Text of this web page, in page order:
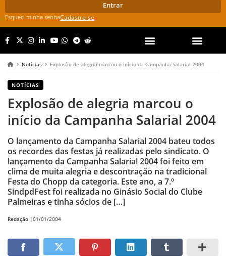
Entrar
Esqueci minha senhaCadastre-se
Notícias Explosão de alegria marcou o início da Campanha Salarial 2004
NOTÍCIAS
Explosão de alegria marcou o
início da Campanha Salarial 2004
O lançamento da Campanha Salarial 2004 bateu todos
os recordes das festas já realizadas pelo sindicato. O
lançamento da Campanha Salarial 2004 foi feito em
clima de muita alegria e descontração na tradicional
Festa do Chopp da categoria. Este ano, a 7.º
SindpdFest foi realizada no Ginásio Social do Clube
Palmeiras e tinha sócios de […]
Redação |01/01/2004